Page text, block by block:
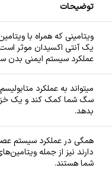
توضیحات
یک آنتی اکسیدان موثر
عملکرد سیستم ایمنی
میتواند به عملکرد
سگ شما کمک کند و یک خز
بدهد.
همگی در عملکرد سیستم
دارند نیز از جمله
شما هستند.